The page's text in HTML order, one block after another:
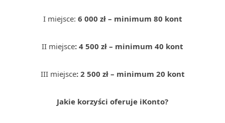
I miejsce: 6 000 zł – minimum 80 kont
II miejsce: 4 500 zł – minimum 40 kont
III miejsce: 2 500 zł – minimum 20 kont
Jakie korzyści oferuje iKonto?